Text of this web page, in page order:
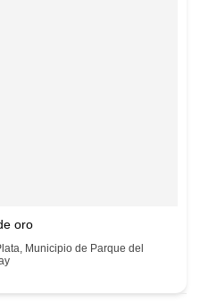
oro
Municipio de Parque del